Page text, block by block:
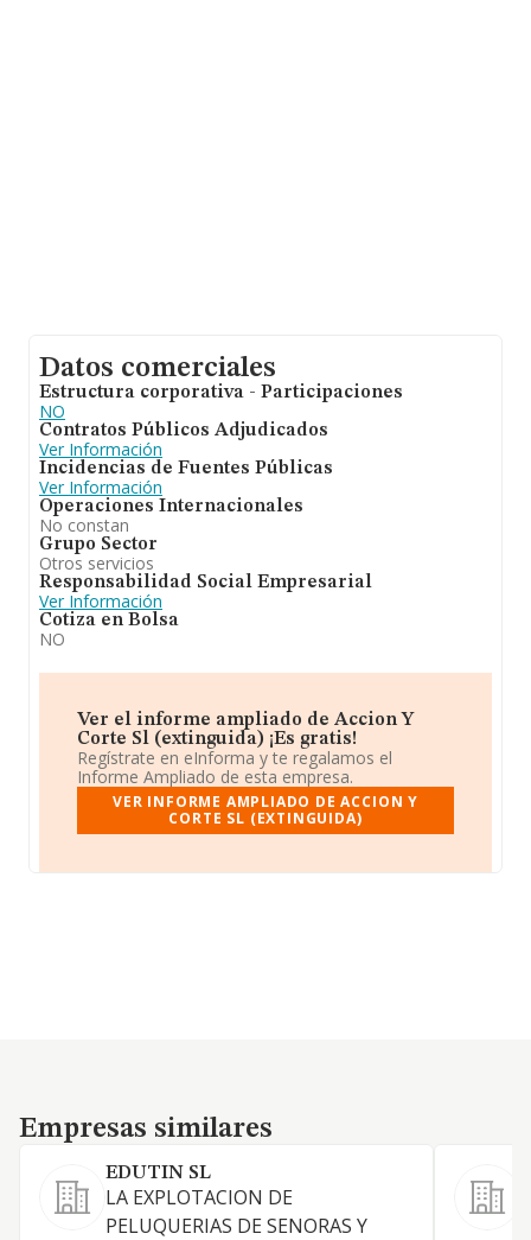
Datos comerciales
Estructura corporativa - Participaciones
NO
Contratos Públicos Adjudicados
Ver Información
Incidencias de Fuentes Públicas
Ver Información
Operaciones Internacionales
No constan
Grupo Sector
Otros servicios
Responsabilidad Social Empresarial
Ver Información
Cotiza en Bolsa
NO
Ver el informe ampliado de Accion Y
Corte Sl (extinguida) ¡Es gratis!
Regístrate en eInforma y te regalamos el
Informe Ampliado de esta empresa.
VER INFORME AMPLIADO DE ACCION Y
CORTE SL (EXTINGUIDA)
Empresas similares
Empresas similares
EDUTIN SL
LA EXPLOTACION DE
PELUQUERIAS DE SENORAS Y